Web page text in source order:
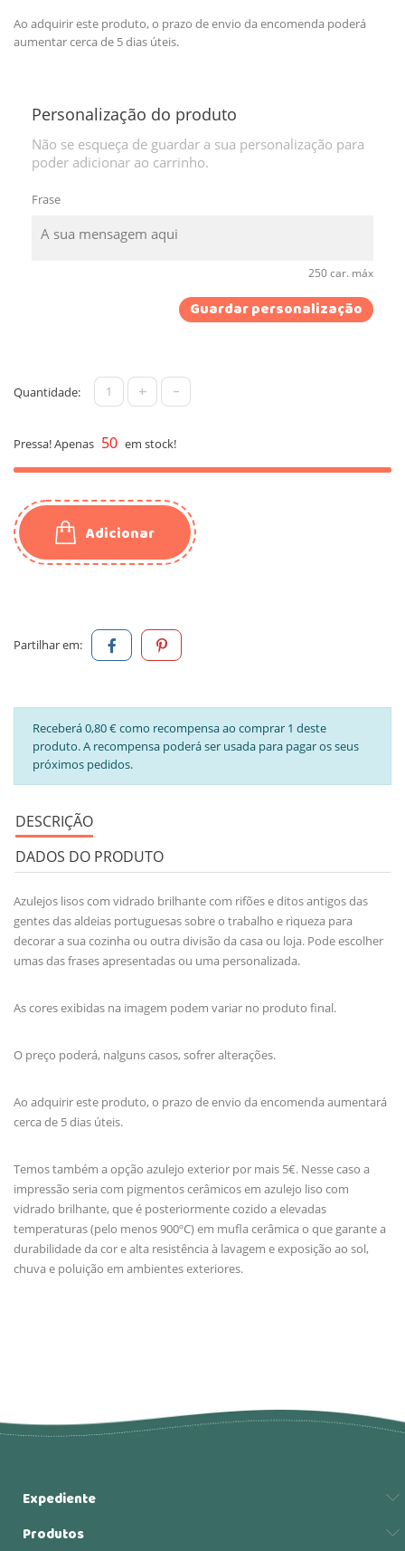
Ao adquirir este produto, o prazo de envio da encomenda poderá
aumentar cerca de 5 dias úteis.
Personalização do produto
Não se esqueça de guardar a sua personalização para
poder adicionar ao carrinho.
Frase
250 car. máx
Guardar personalização
Quantidade: + -
Pressa! Apenas 50 em stock!
Adicionar
Partilhar em:
Receberá 0,80 € como recompensa ao comprar 1 deste
produto. A recompensa poderá ser usada para pagar os seus
próximos pedidos.
DESCRIÇÃO
DADOS DO PRODUTO
Azulejos lisos com vidrado brilhante com rifões e ditos antigos das
gentes das aldeias portuguesas sobre o trabalho e riqueza para
decorar a sua cozinha ou outra divisão da casa ou loja. Pode escolher
umas das frases apresentadas ou uma personalizada.
As cores exibidas na imagem podem variar no produto final.
O preço poderá, nalguns casos, sofrer alterações.
Ao adquirir este produto, o prazo de envio da encomenda aumentará
cerca de 5 dias úteis.
Temos também a opção azulejo exterior por mais 5€. Nesse caso a
impressão seria com pigmentos cerâmicos em azulejo liso com
vidrado brilhante, que é posteriormente cozido a elevadas
temperaturas (pelo menos 900ºC) em mufla cerâmica o que garante a
durabilidade da cor e alta resistência à lavagem e exposição ao sol,
chuva e poluição em ambientes exteriores.
Expediente
Produtos